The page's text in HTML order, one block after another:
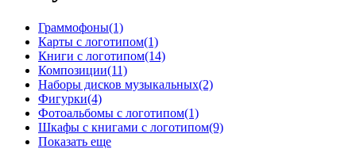
Граммофоны(1)
Карты с логотипом(1)
Книги с логотипом(14)
Композиции(11)
Наборы дисков музыкальных(2)
Фигурки(4)
Фотоальбомы с логотипом(1)
Шкафы с книгами с логотипом(9)
Показать еще